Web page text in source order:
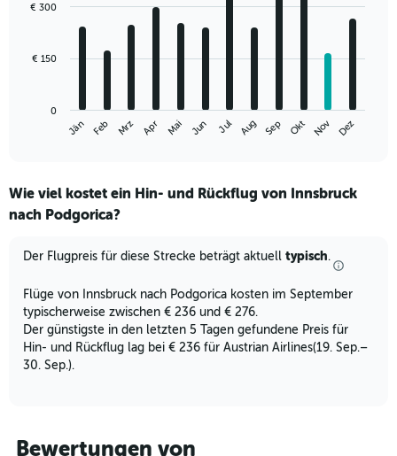
12
The
Range:
12
The
chart
1
Y
axis
displaying
values.
Jän Feb Mrz Apr Mai Jun Jul Aug Sep Okt Nov Dez
0
€ 150
€ 300
Wie viel kostet ein Hin- und Rückflug von Innsbruck
nach Podgorica?
Der Flugpreis für diese Strecke beträgt aktuell typisch.
Flüge von Innsbruck nach Podgorica kosten im September
typischerweise zwischen € 236 und € 276.
Der günstigste in den letzten 5 Tagen gefundene Preis für
Hin- und Rückflug lag bei € 236 für Austrian Airlines(19. Sep.–
30. Sep.).
Bewertungen von